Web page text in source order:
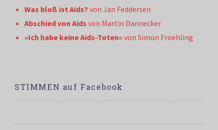
Was bloß ist Aids? von Jan Feddersen
Abschied von Aids von Martin Dannecker
»Ich habe keine Aids-Toten« von Simon Froehling
STIMMEN auf Facebook